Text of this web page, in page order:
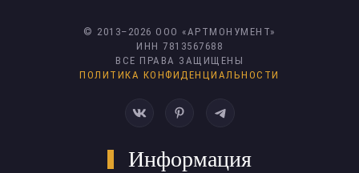
© 2013– 2026 ООО «АРТМОНУМЕНТ»
ИНН 7813567688
ВСЕ ПРАВА ЗАЩИЩЕНЫ
ПОЛИТИКА КОНФИДЕНЦИАЛЬНОСТИ
Информация